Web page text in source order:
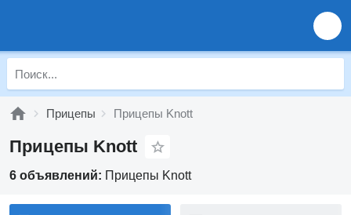
Прицепы Прицепы Knott
Прицепы Knott
6 объявлений: Прицепы Knott